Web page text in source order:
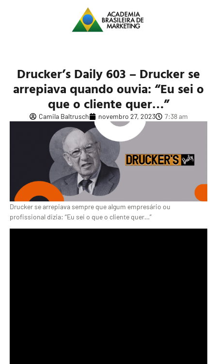
Drucker’s Daily 603 – Drucker se
arrepiava quando ouvia: “Eu sei o
que o cliente quer…”
Camila Baltrusch novembro 27, 2023 7:38 am
Drucker se arrepiava sempre que algum empresário ou
profissional dizia: “Eu sei o que o cliente quer…”